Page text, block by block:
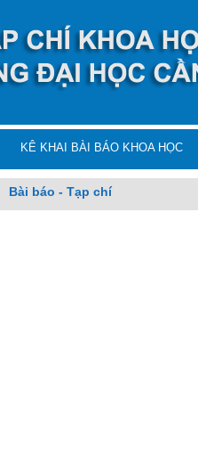
KÊ KHAI BÀI BÁO KHOA HỌC
Bài báo - Tạp chí